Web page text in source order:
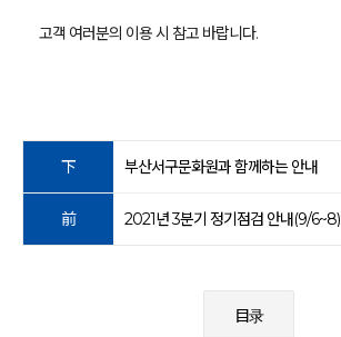
고객 여러분의 이용 시 참고 바랍니다.
下 부산서구문화원과 함께하는 안내
前 2021년 3분기 정기점검 안내(9/6~8)
目录